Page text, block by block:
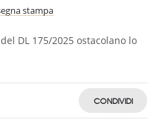
stampa
DL 175/2025 ostacolano lo
CONDIVIDI